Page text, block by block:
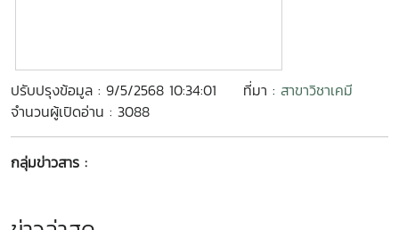
ปรับปรุงข้อมูล : 9/5/2568 10:34:01 ที่มา : สาขาวิชาเคมี
จำนวนผู้เปิดอ่าน : 3088
กลุ่มข่าวสาร :